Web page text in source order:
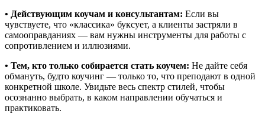
• Действующим коучам и консультантам: Если вы
чувствуете, что «классика» буксует, а клиенты застряли в
самооправданиях — вам нужны инструменты для работы с
сопротивлением и иллюзиями.
• Тем, кто только собирается стать коучем: Не дайте себя
обмануть, будто коучинг — только то, что преподают в одной
конкретной школе. Увидьте весь спектр стилей, чтобы
осознанно выбрать, в каком направлении обучаться и
практиковать.